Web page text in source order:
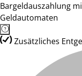
Bargeldauszahlung
Geldautomaten
Zusätzliches